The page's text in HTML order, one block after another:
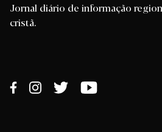
Jornal diário de informação
cristã.